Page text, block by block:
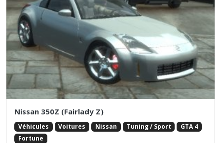
Nissan 350Z (Fairlady Z)
Véhicules Voitures Nissan Tuning / Sport
GTA 4
Fortune